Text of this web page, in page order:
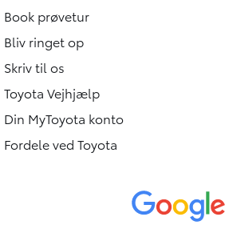
Book prøvetur
Bliv ringet op
Skriv til os
Toyota Vejhjælp
Din MyToyota konto
Fordele ved Toyota